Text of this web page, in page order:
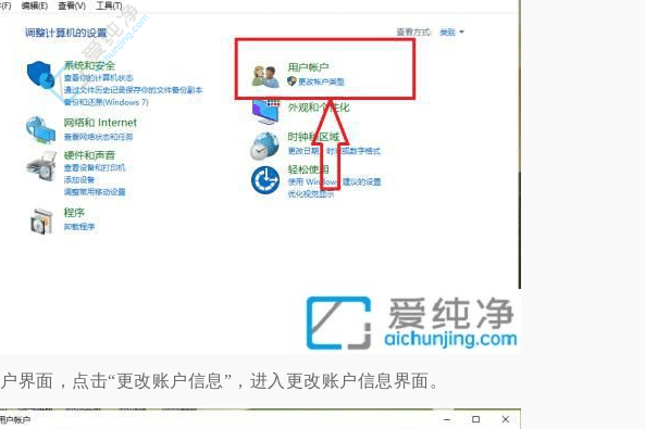
面，点击“更改账户信息”，进入更改账户信息界面。